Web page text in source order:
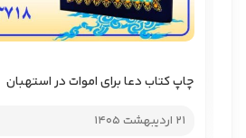
چاپ کتاب دعا برای اموات در استهبان
21 اردیبهشت 1405